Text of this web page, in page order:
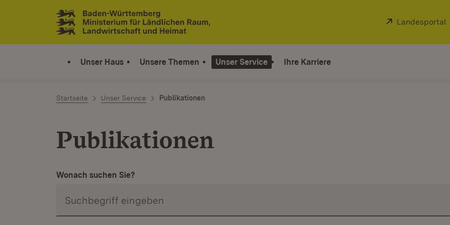
Zum Inhalt springen
Link zur Startseite
Extern:
Landesportal
Unser Haus Unsere Themen Unser Service Ihre Karriere
Startseite Unser Service Publikationen
Publikationen
Wonach suchen Sie?